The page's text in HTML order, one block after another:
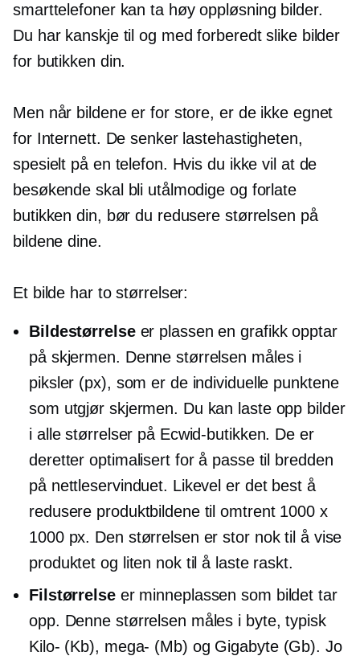
smarttelefoner kan ta høy oppløsning bilder.
Du har kanskje til og med forberedt slike bilder
for butikken din.
Men når bildene er for store, er de ikke egnet
for Internett. De senker lastehastigheten,
spesielt på en telefon. Hvis du ikke vil at de
besøkende skal bli utålmodige og forlate
butikken din, bør du redusere størrelsen på
bildene dine.
Et bilde har to størrelser:
Bildestørrelseer plassen en grafikk opptar
på skjermen. Denne størrelsen måles i
piksler (px), som er de individuelle punktene
som utgjør skjermen. Du kan laste opp bilder
i alle størrelser på Ecwid-butikken. De er
deretter optimalisert for å passe til bredden
på nettleservinduet. Likevel er det best å
redusere produktbildene til omtrent 1000 x
1000 px. Den størrelsen er stor nok til å vise
produktet og liten nok til å laste raskt.
Filstørrelseer minneplassen som bildet tar
opp. Denne størrelsen måles i byte, typisk
Kilo- (Kb), mega- (Mb) og Gigabyte (Gb). Jo